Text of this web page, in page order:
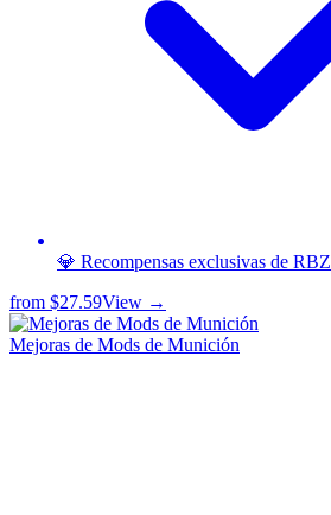
💎 Recompensas exclusivas de RBZ
from $27.59View →
Mejoras de Mods de Munición